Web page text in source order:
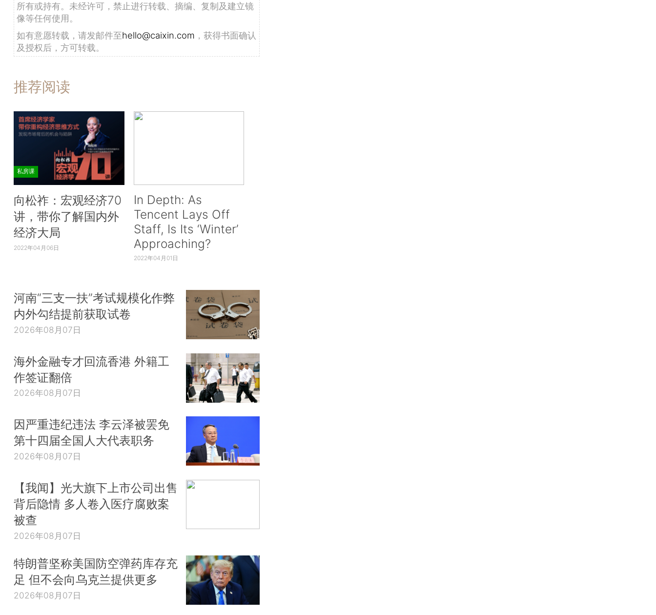
所有或持有。未经许可，禁止进行转载、摘编、复制及建立镜
像等任何使用。
如有意愿转载，请发邮件至hello@caixin.com ，获得书面确认
及授权后，方可转载。
推荐阅读
私房课
向松祚：宏观经济70
讲，带你了解国内外
经济大局
2022年04月06日
In Depth: As
Tencent Lays Off
Staff, Is Its ‘Winter’
Approaching?
2022年04月01日
河南“三支一扶”考试规模化作弊
内外勾结提前获取试卷
2026年08月07日
海外金融专才回流香港 外籍工
作签证翻倍
2026年08月07日
因严重违纪违法 李云泽被罢免
第十四届全国人大代表职务
2026年08月07日
【我闻】光大旗下上市公司出售
背后隐情 多人卷入医疗腐败案
被查
2026年08月07日
特朗普坚称美国防空弹药库存充
足 但不会向乌克兰提供更多
2026年08月07日